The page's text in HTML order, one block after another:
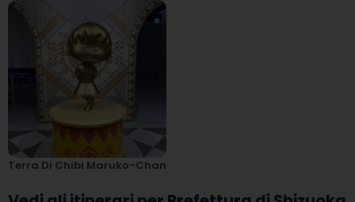
Terra Di Chibi Maruko-Chan